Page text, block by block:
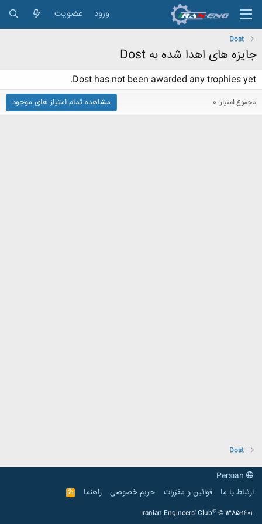
ورود عضویت
Dost
جایزه های اهدا شده به Dost
Dost has not been awarded any trophies yet.
مجموع امتیاز: 0 مشاهده تمام امتیاز های موجود
Dost
ارتباط با ما
قوانین و مقرّرات حریم خصوصی راهنما
R
S
Iranian Engineers' Club® © 1385-1401.